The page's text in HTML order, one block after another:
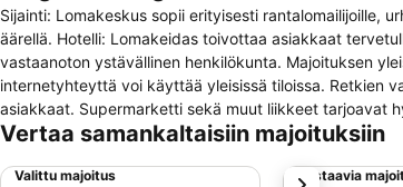
Sijainti: Lomakeskus sopii erityisesti rantalomailijoille,
äärellä. Hotelli: Lomakeidas toivottaa asiakkaat
vastaanoton ystävällinen henkilökunta. Majoituksen
internetyhteyttä voi käyttää yleisissä tiloissa. Retkien
asiakkaat. Supermarketti sekä muut liikkeet tarjoavat
Palvelutarjontaan kuuluvat lisäksi, sairaanhoito,
huoneista asiakkaat voivat rentoutua ja nauttia
Vertaa samankaltaisiin majoituksiin
Valittu majoitus Vastaavia
seuraava